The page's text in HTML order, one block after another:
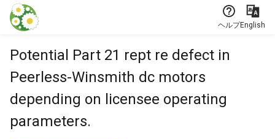
本文に飛ぶ
ヘルプEnglish
Potential Part 21 rept re defect in
Peerless-Winsmith dc motors
depending on licensee operating
parameters.